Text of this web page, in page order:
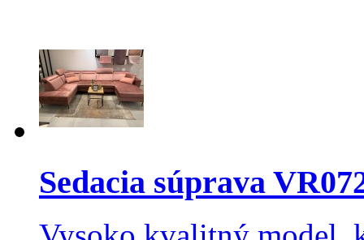
Sedacia súprava